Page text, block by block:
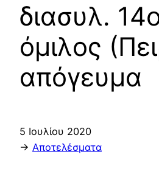
διασυλ.
όμιλος
απόγευμα
5 Ιουλίου 2020
-> Αποτελέσματα